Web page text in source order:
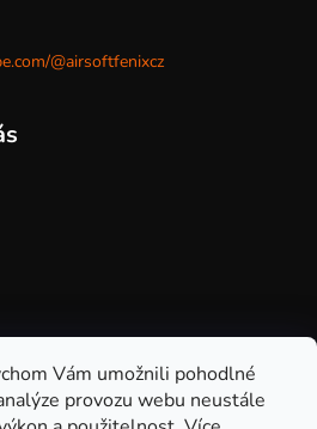
Vám umožnili pohodlné
provozu webu neustále
@airsoftfenixcz